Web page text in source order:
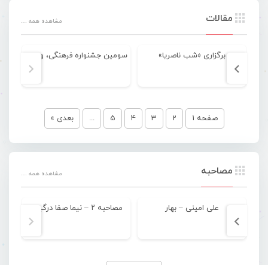
مقالات مشاهده همه …
برگزاری «شب ناصریا»
صفحه 1 2
3
4
5
... بعدی »
مصاحبه مشاهده همه …
علی امینی – بهار مصاحبه ۲ – نیما صفا درگیری